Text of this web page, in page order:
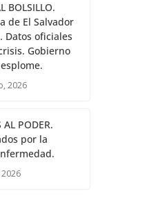
BOLSILLO.
de El Salvador
Datos oficiales
Gobierno
2026
AL PODER.
por la